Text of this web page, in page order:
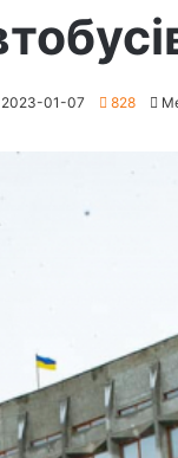
2023-01-07 828